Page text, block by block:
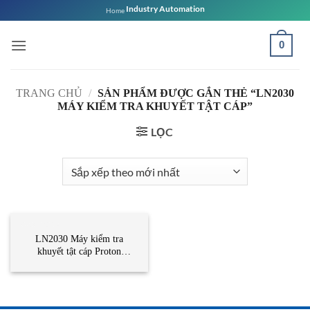
qua
nội
Home Industry Automation
0
TRANG CHỦ / SẢN PHẨM ĐƯỢC GẮN THẺ “LN2030
MÁY KIỂM TRA KHUYẾT TẬT CÁP”
LỌC
LN2030 Máy kiểm tra
khuyết tật cáp Proton